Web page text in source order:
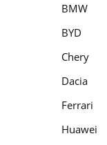
BMW
BYD
Chery
Dacia
Ferrari
Huawei